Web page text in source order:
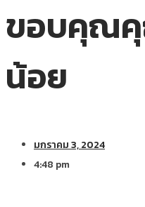
ขอบคุณคุ
น้อย
มกราคม 3, 2024
4:48 pm